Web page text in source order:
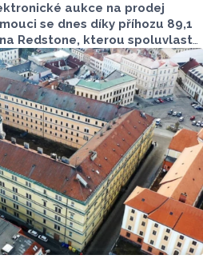
aukce na prodej
se dnes díky příhozu 89,1
Redstone, kterou spoluvlastní
Na dotaz ČTK to řekl mluvčí
kupní cena Hanáckých
byla 89 milionů. Do dražby
byl jeden příhoz. Úřad pro
majetkových ještě nabídne
Palackého možnost
kasárny tak získat. Stát
prodat od září 2021.